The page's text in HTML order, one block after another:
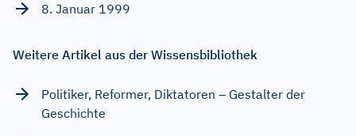
8. Januar 1999
Weitere Artikel aus der Wissensbibliothek
Politiker, Reformer, Diktatoren – Gestalter der
Geschichte